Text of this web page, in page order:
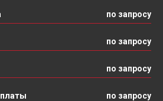
по запросу
по запросу
по запросу
по запросу